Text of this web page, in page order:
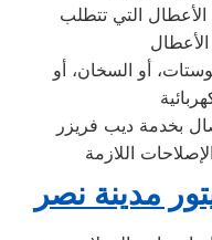
التي تتطلب
أو السخان، أو
بخدمة ديب فريزر
مدينة نصر